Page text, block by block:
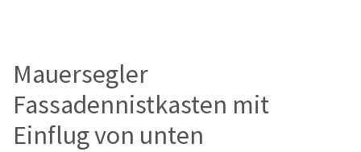
Mauersegler
Fassadennistkasten mit
Einflug von unten